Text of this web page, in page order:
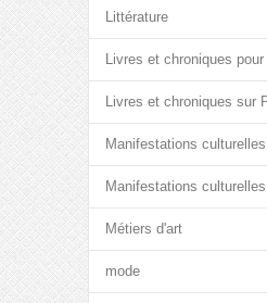
Littérature
Livres et chroniques pour
Livres et chroniques sur
Manifestations culturelles
Manifestations
Métiers d'art
mode